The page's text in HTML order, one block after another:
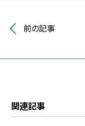
前の記事
関連記事